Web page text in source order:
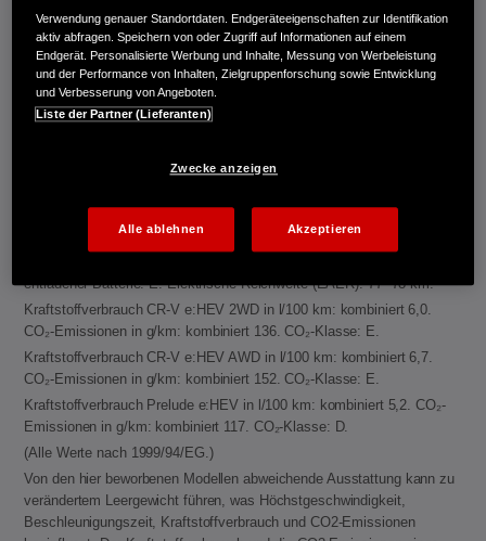
Kraftstoffverbrauch Civic e:HEV in l/100 km: kombiniert 4,8−5,1. CO₂-
Emissionen in g/km: kombiniert 109−116. CO₂-Klasse: C-D.
Kraftstoffverbrauch HR-V e:HEV in l/100 km: kombiniert 5,4. CO₂-
Emissionen in g/km: kombiniert 122. CO₂-Klasse: D.
Kraftstoffverbrauch ZR-V e:HEV in l/100 km: kombiniert 5,8−5,9. CO₂-
Energieverbrauch CR-V e:PHEV: Kraftstoffverbrauch gewichtet,
CO₂-Klasse gewichtet, kombiniert: B. Kraftstoffverbrauch bei
entladener Batterie: E. Elektrische Reichweite (EAER): 77−78 km.
Kraftstoffverbrauch CR-V e:HEV 2WD in l/100 km: kombiniert 6,0.
CO₂-Emissionen in g/km: kombiniert 136. CO₂-Klasse: E.
Kraftstoffverbrauch CR-V e:HEV AWD in l/100 km: kombiniert 6,7.
CO₂-Emissionen in g/km: kombiniert 152. CO₂-Klasse: E.
Kraftstoffverbrauch Prelude e:HEV in l/100 km: kombiniert 5,2. CO₂-
Emissionen in g/km: kombiniert 117. CO₂-Klasse: D.
(Alle Werte nach 1999/94/EG.)
Von den hier beworbenen Modellen abweichende Ausstattung kann zu
verändertem Leergewicht führen, was Höchstgeschwindigkeit,
Beschleunigungszeit, Kraftstoffverbrauch und CO2-Emissionen
Verwendung genauer Standortdaten. Endgeräteeigenschaften zur Identifikation
aktiv abfragen. Speichern von oder Zugriff auf Informationen auf einem
Endgerät. Personalisierte Werbung und Inhalte, Messung von Werbeleistung
und der Performance von Inhalten, Zielgruppenforschung sowie Entwicklung
und Verbesserung von Angeboten.
Liste der Partner (Lieferanten)
Zwecke anzeigen
Alle ablehnen Akzeptieren